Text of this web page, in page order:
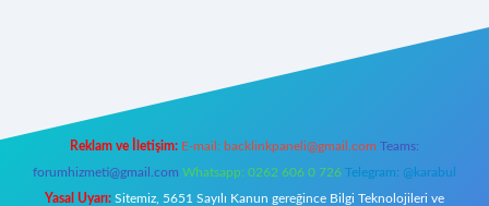
Reklam ve İletişim: E-mail: backlinkpaneli@gmail.com Teams:
forumhizmeti@gmail.com Whatsapp: 0262 606 0 726 Telegram: @karabul
Yasal Uyarı: Sitemiz, 5651 Sayılı Kanun gereğince Bilgi Teknolojileri ve